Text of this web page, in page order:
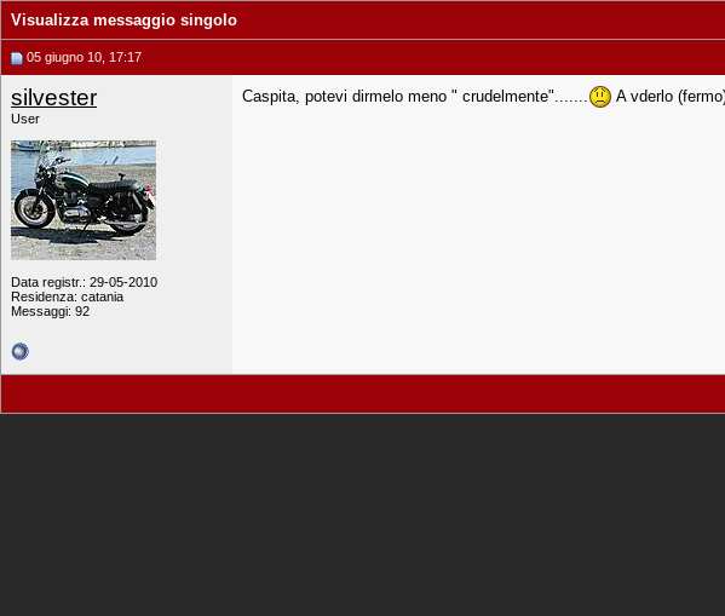
Visualizza messaggio singolo
05 giugno 10, 17:17
silvester
User
Data registr.: 29-05-2010
Residenza: catania
Messaggi: 92
Caspita, potevi dirmelo meno " crudelmente"....... A vderlo